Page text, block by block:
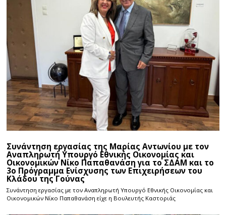
Συνάντηση εργασίας της Μαρίας Αντωνίου με τον
Αναπληρωτή Υπουργό Εθνικής Οικονομίας και
Οικονομικών Νίκο Παπαθανάση για το ΣΔΑΜ και το
3ο Πρόγραμμα Ενίσχυσης των Επιχειρήσεων του
Κλάδου της Γούνας
Συνάντηση εργασίας με τον Αναπληρωτή Υπουργό Εθνικής Οικονομίας και
Οικονομικών Νίκο Παπαθανάση είχε η Βουλευτής Καστοριάς